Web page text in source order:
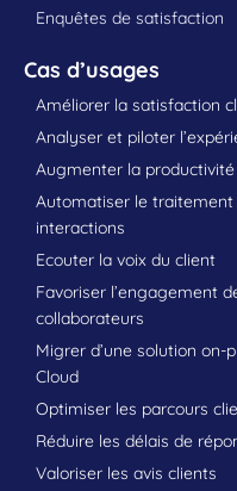
Enquêtes de satisfaction
Cas d’usages
Améliorer la satisfaction
Analyser et piloter
Augmenter la
Automatiser le traitement
interactions
Ecouter la voix du client
Favoriser l’engagement
collaborateurs
Migrer d’une solution on-
Cloud
Optimiser les parcours
Réduire les délais de
Valoriser les avis clients